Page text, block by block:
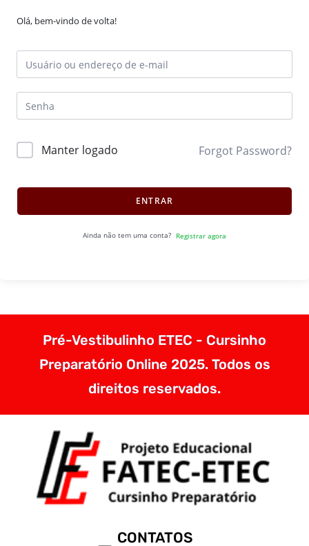
Olá, bem-vindo de volta!
Manter logado Forgot Password?
ENTRAR
Ainda não tem uma conta? Registrar agora
Pré-Vestibulinho ETEC - Cursinho
Preparatório Online 2025. Todos os
direitos reservados.
CONTATOS